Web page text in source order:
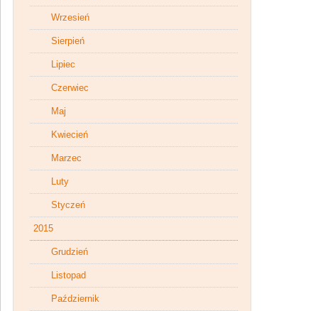
Wrzesień
Sierpień
Lipiec
Czerwiec
Maj
Kwiecień
Marzec
Luty
Styczeń
2015
Grudzień
Listopad
Październik